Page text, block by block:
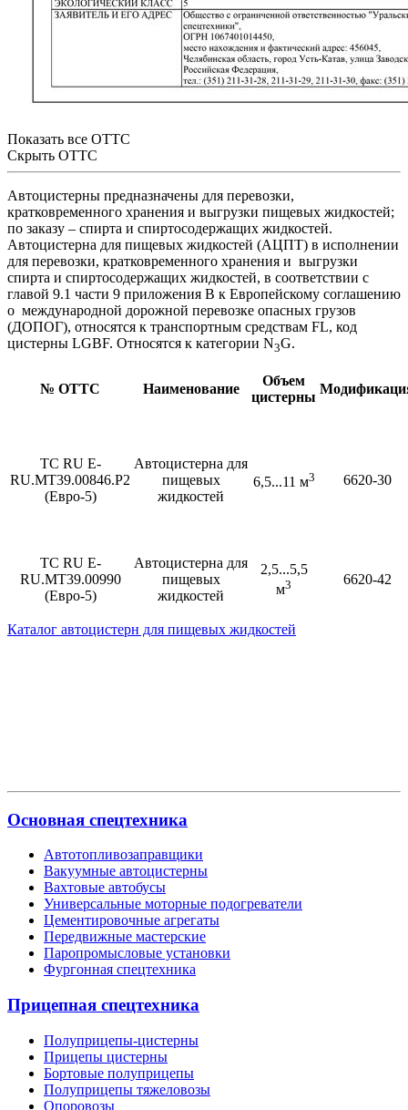
Показать все ОТТС
Скрыть ОТТС
Автоцистерны предназначены для перевозки,
кратковременного хранения и выгрузки пищевых жидкостей;
по заказу – спирта и спиртосодержащих жидкостей.
Автоцистерна для пищевых жидкостей (АЦПТ) в исполнении
для перевозки, кратковременного хранения и выгрузки
спирта и спиртосодержащих жидкостей, в соответствии с
главой 9.1 части 9 приложения B к Европейскому соглашению
о международной дорожной перевозке опасных грузов
(ДОПОГ), относятся к транспортным средствам FL, код
цистерны LGBF. Относятся к категории N3G.
№ ОТТС Наименование
Объем
цистерны
ТС RU Е-
RU.МТ39.00846.Р2
(Евро-5)
Автоцистерна для
пищевых
жидкостей
6,5...11 м3 6620-30
TC RU E-
RU.MT39.00990
(Евро-5)
Автоцистерна для
пищевых
жидкостей
2,5...5,5
м3 6620-42
Каталог автоцистерн для пищевых жидкостей
Основная спецтехника
Автотопливозаправщики
Вакуумные автоцистерны
Вахтовые автобусы
Универсальные моторные подогреватели
Цементировочные агрегаты
Передвижные мастерские
Паропромысловые установки
Фургонная спецтехника
Прицепная спецтехника
Полуприцепы-цистерны
Прицепы цистерны
Бортовые полуприцепы
Полуприцепы тяжеловозы
Опоровозы